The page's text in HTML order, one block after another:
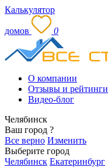
Калькулятор
домов 0
О компании
Отзывы и рейтинги
Видео-блог
Челябинск
Ваш город ?
Все верно Изменить
Выберите город
Челябинск Екатеринбург